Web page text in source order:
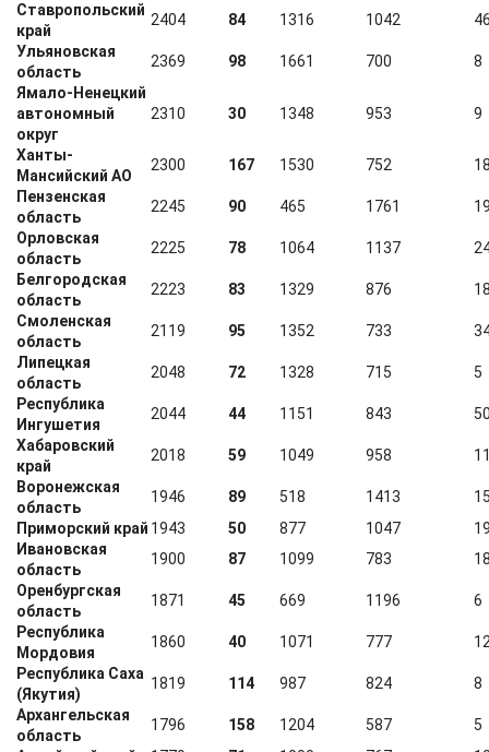
Ставропольский
край
2404 84 1316 1042
Ульяновская
область
2369 98 1661 700
8
Ямало-Ненецкий
автономный
округ
2310 30 1348 953 9
Ханты-
Мансийский АО
2300 167 1530 752
Пензенская
область
2245 90 465 1761
Орловская
область
2225 78 1064 1137
Белгородская
область
2223 83 1329 876
Смоленская
область
2119 95 1352 733
Липецкая
область
2048 72 1328 715
5
Республика
Ингушетия
2044 44 1151 843
Хабаровский
край
2018 59 1049 958
Воронежская
область
1946 89 518 1413
Приморский край 1943 50 877 1047
Ивановская
область
1900 87 1099 783
Оренбургская
область
1871 45 669 1196
6
Республика
Мордовия
1860 40 1071 777
Республика Саха
(Якутия)
1819 114 987 824
8
Архангельская
область
1796 158 1204 587
5